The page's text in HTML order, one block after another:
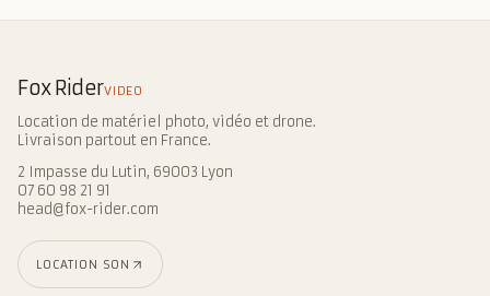
Fox RiderVIDEO
Location de matériel photo, vidéo et drone.
Livraison partout en France.
2 Impasse du Lutin, 69003 Lyon
07 60 98 21 91
head@fox-rider.com
LOCATION SON